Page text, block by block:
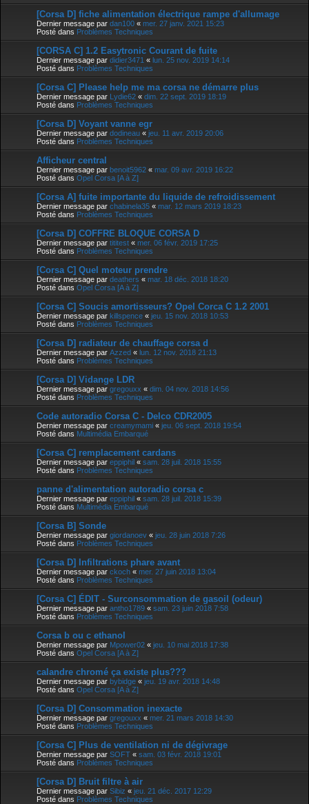
[Corsa D] fiche alimentation électrique rampe d'allumage
Dernier message par dan100 « mer. 27 janv. 2021 15:23
Posté dans Problèmes Techniques
[CORSA C] 1.2 Easytronic Courant de fuite
Dernier message par didier3471 « lun. 25 nov. 2019 14:14
Posté dans Problèmes Techniques
[Corsa C] Please help me ma corsa ne démarre plus
Dernier message par Lydie62 « dim. 22 sept. 2019 18:19
Posté dans Problèmes Techniques
[Corsa D] Voyant vanne egr
Dernier message par dodineau « jeu. 11 avr. 2019 20:06
Posté dans Problèmes Techniques
Afficheur central
Dernier message par benoit5962 « mar. 09 avr. 2019 16:22
Posté dans Opel Corsa [A à Z]
[Corsa A] fuite importante du liquide de refroidissement
Dernier message par chabinela35 « mar. 12 mars 2019 18:23
Posté dans Problèmes Techniques
[Corsa D] COFFRE BLOQUE CORSA D
Dernier message par tititest « mer. 06 févr. 2019 17:25
Posté dans Problèmes Techniques
[Corsa C] Quel moteur prendre
Dernier message par deathers « mar. 18 déc. 2018 18:20
Posté dans Opel Corsa [A à Z]
[Corsa C] Soucis amortisseurs? Opel Corca C 1.2 2001
Dernier message par killspence « jeu. 15 nov. 2018 10:53
Posté dans Problèmes Techniques
[Corsa D] radiateur de chauffage corsa d
Dernier message par Azzed « lun. 12 nov. 2018 21:13
Posté dans Problèmes Techniques
[Corsa D] Vidange LDR
Dernier message par gregouxx « dim. 04 nov. 2018 14:56
Posté dans Problèmes Techniques
Code autoradio Corsa C - Delco CDR2005
Dernier message par creamymami « jeu. 06 sept. 2018 19:54
Posté dans Multimédia Embarqué
[Corsa C] remplacement cardans
Dernier message par eppiphil « sam. 28 juil. 2018 15:55
Posté dans Problèmes Techniques
panne d'alimentation autoradio corsa c
Dernier message par eppiphil « sam. 28 juil. 2018 15:39
Posté dans Multimédia Embarqué
[Corsa B] Sonde
Dernier message par giordanoev « jeu. 28 juin 2018 7:26
Posté dans Problèmes Techniques
[Corsa D] Infiltrations phare avant
Dernier message par ckoch « mer. 27 juin 2018 13:04
Posté dans Problèmes Techniques
[Corsa C] ÉDIT - Surconsommation de gasoil (odeur)
Dernier message par antho1789 « sam. 23 juin 2018 7:58
Posté dans Problèmes Techniques
Corsa b ou c ethanol
Dernier message par Mpower02 « jeu. 10 mai 2018 17:38
Posté dans Opel Corsa [A à Z]
calandre chromé ça existe plus???
Dernier message par bybidge « jeu. 19 avr. 2018 14:48
Posté dans Opel Corsa [A à Z]
[Corsa D] Consommation inexacte
Dernier message par gregouxx « mer. 21 mars 2018 14:30
Posté dans Problèmes Techniques
[Corsa C] Plus de ventilation ni de dégivrage
Dernier message par SOFT « sam. 03 févr. 2018 19:01
Posté dans Problèmes Techniques
[Corsa D] Bruit filtre à air
Dernier message par Sibiz « jeu. 21 déc. 2017 12:29
Posté dans Problèmes Techniques